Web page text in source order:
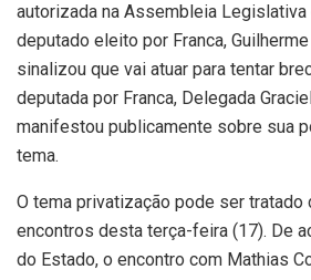
autorizada na Assembleia Legislativa
deputado eleito por Franca,
sinalizou que vai atuar para tentar
deputada por Franca, Delegada
manifestou publicamente sobre sua
tema.
O tema privatização pode ser tratado
encontros desta terça-feira (17). De
do Estado, o encontro com Mathias